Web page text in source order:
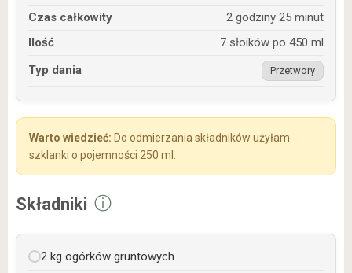
Czas całkowity
2 godziny 25 minut
Ilość
7 słoików po 450 ml
Typ dania
Przetwory
Do odmierzania składników użyłam
szklanki o pojemności 250 ml.
Składniki ⓘ
2 kg ogórków gruntowych